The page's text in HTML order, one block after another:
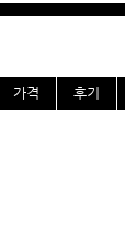
가격 후기